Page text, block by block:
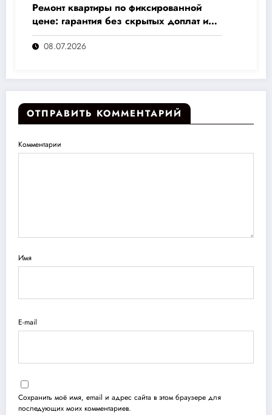
Ремонт квартиры по фиксированной
цене: гарантия без скрытых доплат и
переплат
08.07.2026
ОТПРАВИТЬ КОММЕНТАРИЙ
Комментарии
Имя
E-mail
Сохранить моё имя, email и адрес сайта в этом браузере для
последующих моих комментариев.